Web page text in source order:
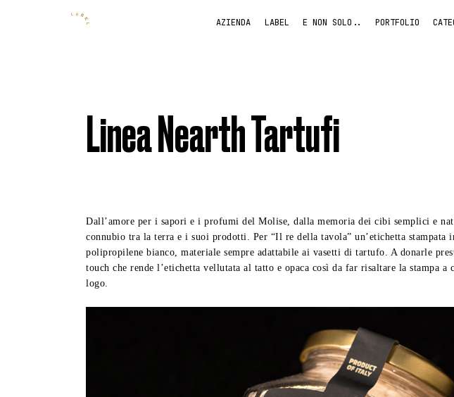
AZIENDA LABEL E NON SOLO.. PORTFOLIO
Linea Nearth Tartufi
Dall’amore per i sapori e i profumi del Molise, dalla memoria dei cibi semplici e
connubio tra la terra e i suoi prodotti. Per “Il re della tavola” un’etichetta stampata
polipropilene bianco, materiale sempre adattabile ai vasetti di tartufo. A donarle
touch che rende l’etichetta vellutata al tatto e opaca così da far risaltare la stampa a
logo.